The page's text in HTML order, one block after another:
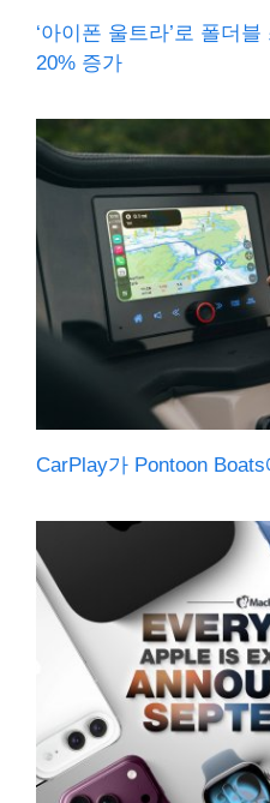
‘아이폰 울트라’로 폴더
20% 증가
CarPlay가 Pontoon